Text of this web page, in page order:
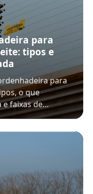
para
tipos e
para
o que
e faixas de…